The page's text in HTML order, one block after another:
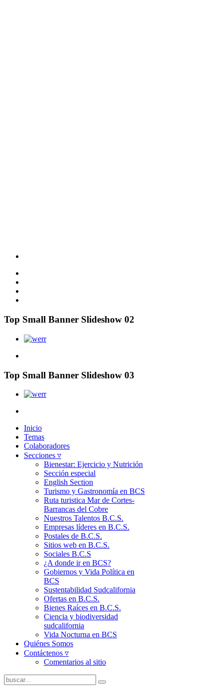
Top Small Banner Slideshow 02
Top Small Banner Slideshow 03
Inicio
Temas
Colaboradores
Secciones ▿
Bienestar: Ejercicio y Nutrición
Sección especial
English Section
Turismo y Gastronomía en BCS
Ruta turistica Mar de Cortes-
Barrancas del Cobre
Nuestros Talentos B.C.S.
Empresas líderes en B.C.S.
Postales de B.C.S.
Sitios web en B.C.S.
Sociales B.C.S
¿A donde ir en BCS?
Gobiernos y Vida Política en
BCS
Sustentabilidad Sudcalifornia
Ofertas en B.C.S.
Bienes Raíces en B.C.S.
Ciencia y biodiversidad
sudcalifornia
Vida Nocturna en BCS
Quiénes Somos
Contáctenos ▿
Comentarios al sitio